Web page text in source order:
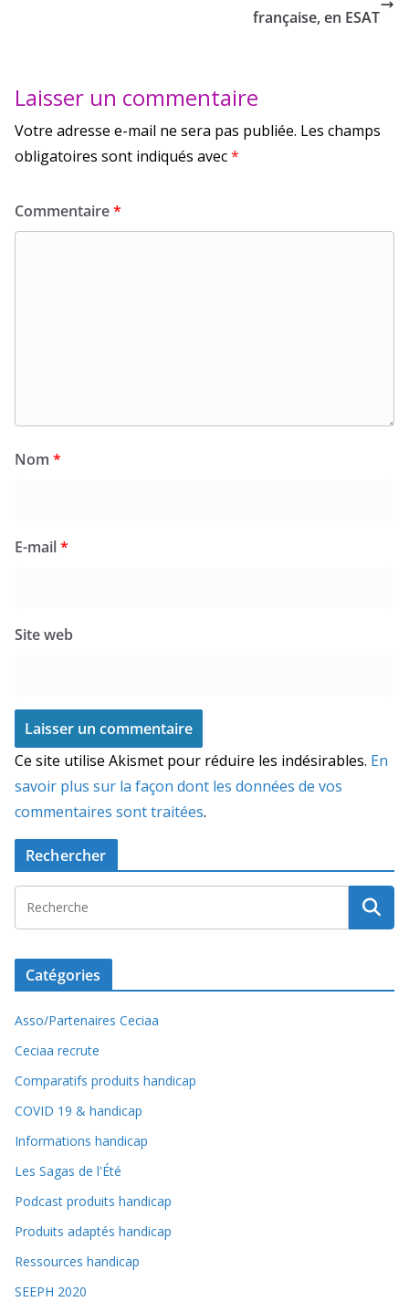
française, en ESAT
Laisser un commentaire
Votre adresse e-mail ne sera pas publiée. Les champs
obligatoires sont indiqués avec*
Commentaire*
Nom *
E-mail*
Site web
Ce site utilise Akismet pour réduire les indésirables. En
savoir plus sur la façon dont les données de vos
commentaires sont traitées.
Rechercher
Catégories
Asso/Partenaires Ceciaa
Ceciaa recrute
Comparatifs produits handicap
COVID 19 & handicap
Informations handicap
Les Sagas de l'Été
Podcast produits handicap
Produits adaptés handicap
Ressources handicap
SEEPH 2020